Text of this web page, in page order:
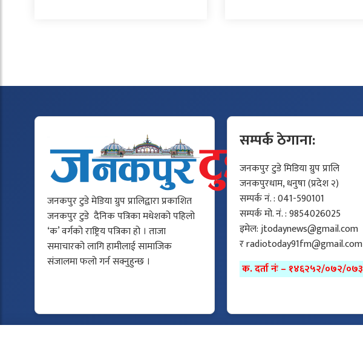
जनकपुर टुडे मेडिया ग्रुप प्रालिद्वारा प्रकाशित
जनकपुर टुडे दैनिक पत्रिका मधेशको पहिलो
‘क’ वर्गको राष्ट्रिय पत्रिका हो । ताजा
समाचारको लागि हामीलाई सामाजिक
संजालमा फलो गर्न सक्नुहुन्छ ।
सम्पर्क ठेगाना:
जनकपुर टुडे मिडिया ग्रुप प्रालि
जनकपुरधाम, धनुषा (प्रदेश २)
सम्पर्क नं. : 041-590101
सम्पर्क मो. नं. : 9854026025
इमेल:jtodaynews@gmail.com
रradiotoday91fm@gmail.com
क. दर्ता नंः – १४६२५२/०७२/०७३